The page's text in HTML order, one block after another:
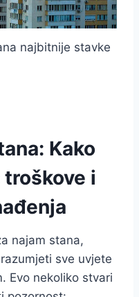
najbitnije stavke
Kako
i
najam stana,
sve uvjete
Evo nekoliko stvari